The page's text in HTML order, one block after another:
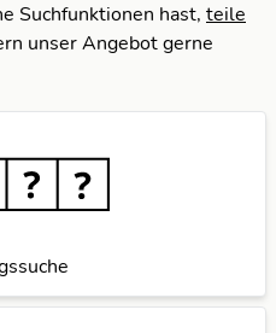
Suchfunktionen hast, teile
unser Angebot gerne